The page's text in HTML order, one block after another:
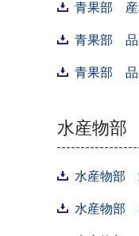
青果部 産
青果部 品
青果部 品
水産物部
水産物部
水産物部